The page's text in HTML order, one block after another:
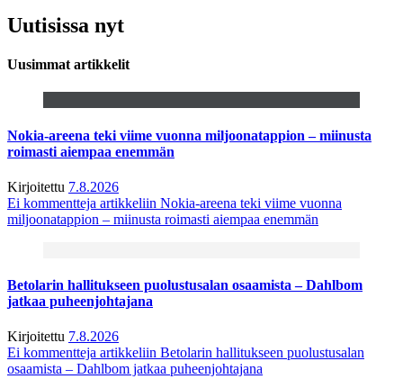
Uutisissa nyt
Uusimmat artikkelit
Nokia-areena teki viime vuonna miljoonatappion – miinusta
roimasti aiempaa enemmän
Kirjoitettu 7.8.2026
Ei kommentteja artikkeliin Nokia-areena teki viime vuonna
miljoonatappion – miinusta roimasti aiempaa enemmän
Betolarin hallitukseen puolustusalan osaamista – Dahlbom
jatkaa puheenjohtajana
Kirjoitettu 7.8.2026
Ei kommentteja artikkeliin Betolarin hallitukseen puolustusalan
osaamista – Dahlbom jatkaa puheenjohtajana